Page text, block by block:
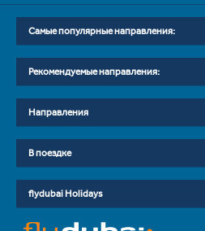
Самые популярные направления:
Рекомендуемые направления:
Направления
В поездке
flydubai Holidays